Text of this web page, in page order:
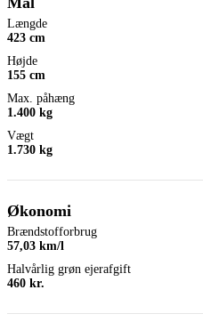
Længde
423 cm
Højde
155 cm
Max. påhæng
1.400 kg
Vægt
1.730 kg
Økonomi
Brændstofforbrug
57,03 km/l
Halvårlig grøn ejerafgift
460 kr.